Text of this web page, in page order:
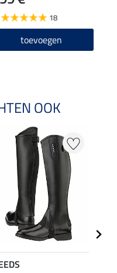
18
toevoegen
OOK